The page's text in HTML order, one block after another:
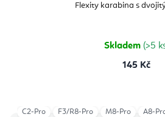
Flexity karabina s
Skladem (>5
145 Kč
C2-Pro F3/R8-Pro M8-Pro A8-